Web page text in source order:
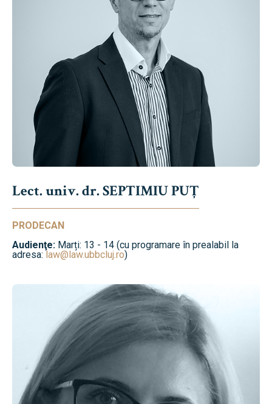
Lect. univ. dr. SEPTIMIU PUȚ
PRODECAN
Audienţe: Marți: 13 - 14 (cu programare în prealabil la
adresa:law@law.ubbcluj.ro)